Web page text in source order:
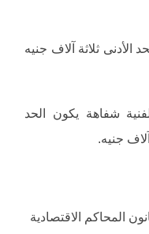
الأدنى ثلاثة آلاف جنيه
شفاهة يكون الحد
جنيه.
المحاكم الاقتصادية